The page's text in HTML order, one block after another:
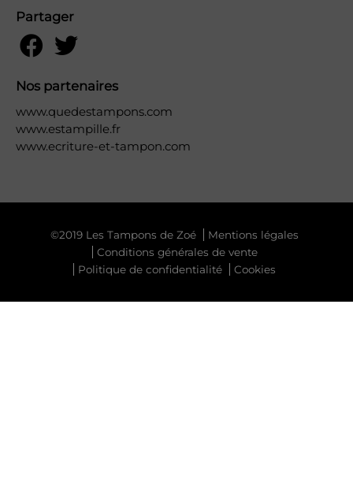
Partager
Nos partenaires
www.quedestampons.com
www.estampille.fr
www.ecriture-et-tampon.com
©2019 Les Tampons de Zoé
Mentions légales
Conditions générales de vente
Politique de confidentialité
Cookies